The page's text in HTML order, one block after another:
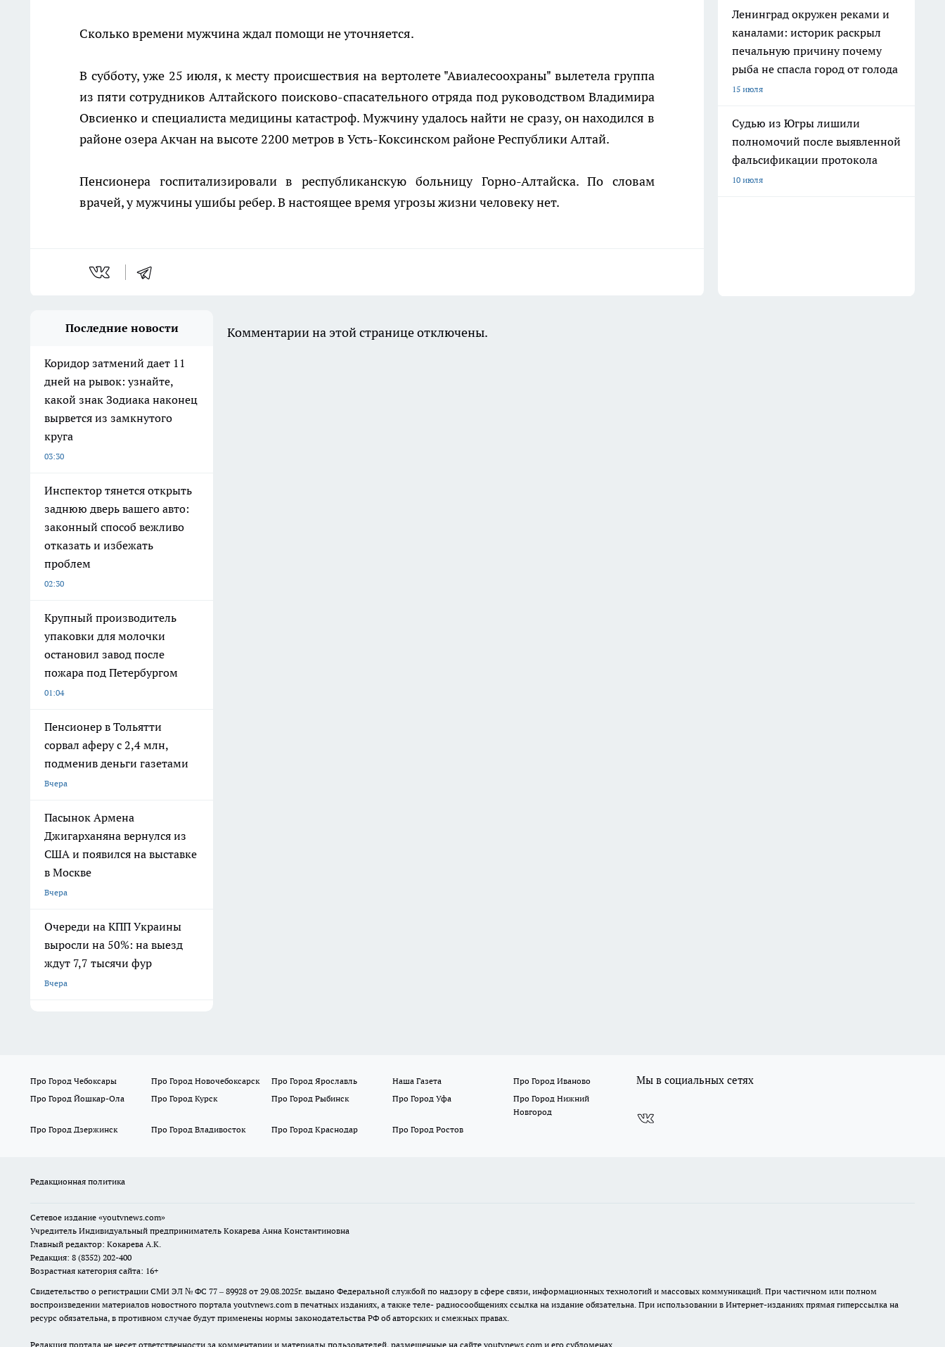
Сколько времени мужчина ждал помощи не уточняется.
В субботу, уже 25 июля, к месту происшествия на вертолете "Авиалесоохраны" вылетела группа
из пяти сотрудников Алтайского поисково-спасательного отряда под руководством Владимира
Овсиенко и специалиста медицины катастроф. Мужчину удалось найти не сразу, он находился в
районе озера Акчан на высоте 2200 метров в Усть-Коксинском районе Республики Алтай.
Пенсионера госпитализировали в республиканскую больницу Горно-Алтайска. По словам
врачей, у мужчины ушибы ребер. В настоящее время угрозы жизни человеку нет.
Ленинград окружен реками и
каналами: историк раскрыл
печальную причину почему
рыба не спасла город от голода
15 июля
Судью из Югры лишили
полномочий после выявленной
фальсификации протокола
10 июля
Последние новости
Коридор затмений дает 11
дней на рывок: узнайте,
какой знак Зодиака наконец
вырвется из замкнутого
круга
03:30
Инспектор тянется открыть
заднюю дверь вашего авто:
законный способ вежливо
отказать и избежать
проблем
02:30
Крупный производитель
упаковки для молочки
остановил завод после
пожара под Петербургом
01:04
Пенсионер в Тольятти
сорвал аферу с 2,4 млн,
подменив деньги газетами
Вчера
Пасынок Армена
Джигарханяна вернулся из
США и появился на выставке
в Москве
Вчера
Очереди на КПП Украины
выросли на 50%: на выезд
ждут 7,7 тысячи фур
Вчера
Комментарии на этой странице отключены.
Про Город Чебоксары Про Город Новочебоксарск Про Город Ярославль Наша Газета
Про Город Иваново
Про Город Йошкар-Ола
Про Город Курск Про Город Рыбинск Про Город Уфа
Про Город Нижний
Новгород
Про Город Дзержинск
Про Город Владивосток Про Город Краснодар Про Город Ростов
Мы в социальных сетях
Редакционная политика
Сетевое издание «youtvnews.com»
Учредитель Индивидуальный предприниматель Кокарева Анна Константиновна
Главный редактор: Кокарева А.К.
Редакция: 8 (8352) 202-400
Возрастная категория сайта: 16+
Свидетельство о регистрации СМИ ЭЛ № ФС 77 – 89928 от 29.08.2025г. выдано Федеральной службой по надзору в сфере связи, информационных технологий и массовых коммуникаций. При частичном или полном
воспроизведении материалов новостного портала youtvnews.com в печатных изданиях, а также теле- радиосообщениях ссылка на издание обязательна. При использовании в Интернет-изданиях прямая гиперссылка на
ресурс обязательна, в противном случае будут применены нормы законодательства РФ об авторских и смежных правах.
Редакция портала не несет ответственности за комментарии и материалы пользователей, размещенные на сайте youtvnews.com и его субдоменах.